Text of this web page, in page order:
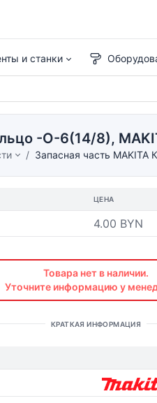
и станки
-О-6(14/8),
Запасная часть
ЦЕНА
4.00 BYN
Товара нет в наличии.
Уточните информацию у
КРАТКАЯ ИНФОРМАЦИЯ